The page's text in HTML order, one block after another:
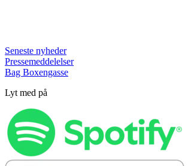
Seneste nyheder
Pressemeddelelser
Bag Boxengasse
Lyt med på